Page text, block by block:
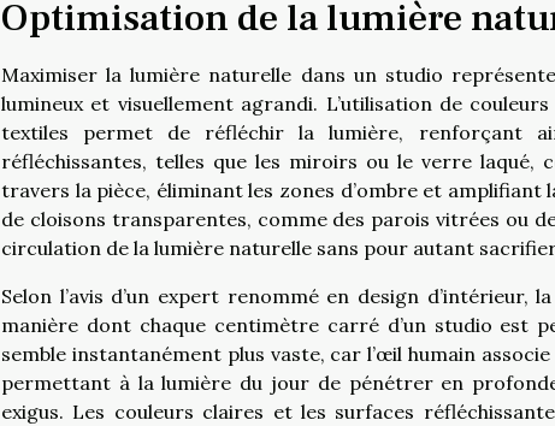
Optimisation de la lumière
Maximiser la lumière naturelle dans un studio
lumineux et visuellement agrandi. L’utilisation de
textiles permet de réfléchir la lumière, renforçant
réfléchissantes, telles que les miroirs ou le verre laqué,
travers la pièce, éliminant les zones d’ombre et amplifiant
de cloisons transparentes, comme des parois vitrées ou
circulation de la lumière naturelle sans pour autant
Selon l’avis d’un expert renommé en design
manière dont chaque centimètre carré d’un studio est
semble instantanément plus vaste, car l’œil humain
permettant à la lumière du jour de pénétrer en
exigus. Les couleurs claires et les surfaces